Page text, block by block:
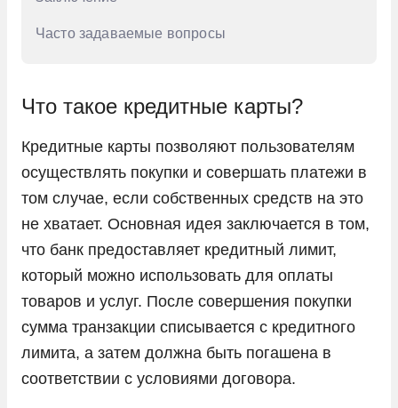
Часто задаваемые вопросы
Что такое кредитные карты?
Кредитные карты позволяют пользователям
осуществлять покупки и совершать платежи в
том случае, если собственных средств на это
не хватает. Основная идея заключается в том,
что банк предоставляет кредитный лимит,
который можно использовать для оплаты
товаров и услуг. После совершения покупки
сумма транзакции списывается с кредитного
лимита, а затем должна быть погашена в
соответствии с условиями договора.